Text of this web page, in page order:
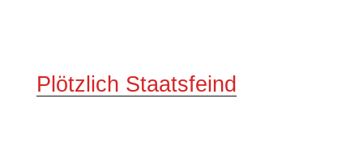
Plötzlich Staatsfeind